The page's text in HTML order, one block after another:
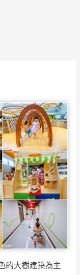
的大樹建築為主